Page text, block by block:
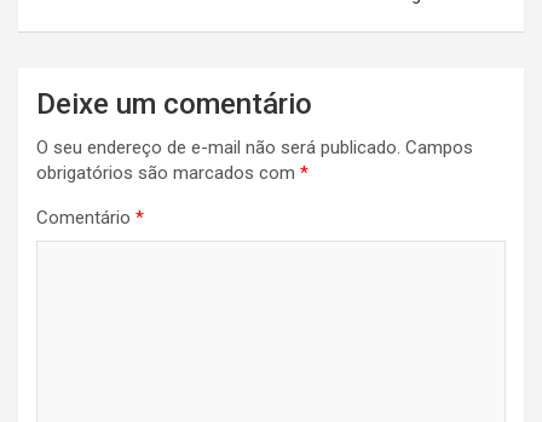
Deixe um comentário
O seu endereço de e-mail não será publicado. Campos
obrigatórios são marcados com *
Comentário *